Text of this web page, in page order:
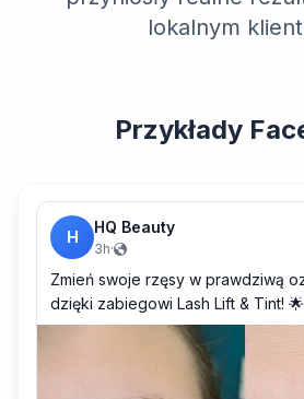
lokalnym
Przykłady
H
HQ Beauty
3h·
Zmień swoje rzęsy w prawdziwą
dzięki zabiegowi Lash Lift & Tint! 🌟